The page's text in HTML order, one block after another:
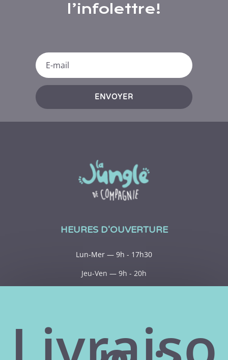
l’infolettre!
ENVOYER
HEURES D'OUVERTURE
Lun-Mer — 9h - 17h30
Jeu-Ven — 9h - 20h
ACHATS EN LIGNE
Mon compte